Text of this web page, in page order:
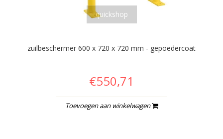
quickshop
zuilbeschermer 600 x 720 x 720 mm - gepoedercoat
€550,71
Toevoegen aan winkelwagen